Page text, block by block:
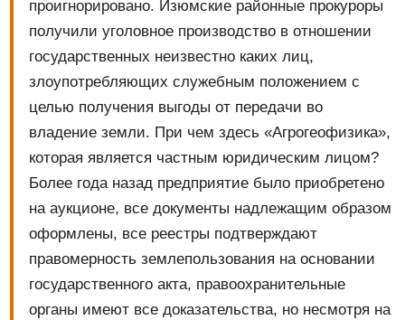
проигнорировано. Изюмские районные прокуроры
получили уголовное производство в отношении
государственных неизвестно каких лиц,
злоупотребляющих служебным положением с
целью получения выгоды от передачи во
владение земли. При чем здесь «Агрогеофизика»,
которая является частным юридическим лицом?
Более года назад предприятие было приобретено
на аукционе, все документы надлежащим образом
оформлены, все реестры подтверждают
правомерность землепользования на основании
государственного акта, правоохранительные
органы имеют все доказательства, но несмотря на